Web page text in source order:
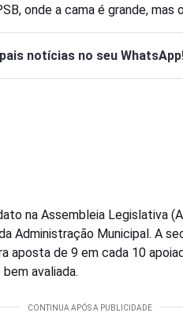
onde a cama é grande,
notícias no seu
na Assembleia Legislativa
Administração Municipal. A
aposta de 9 em cada 10
avaliada.